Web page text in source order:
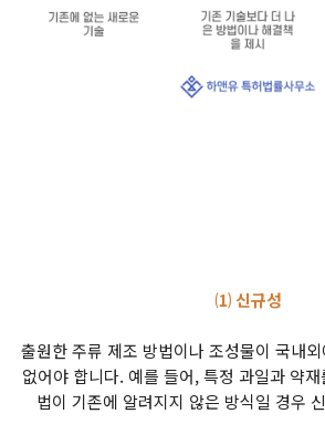
⑴ 신규성
출원한 주류 제조 방법이나 조성물이 국내
없어야 합니다. 예를 들어, 특정 과일과 약
법이 기존에 알려지지 않은 방식일 경우